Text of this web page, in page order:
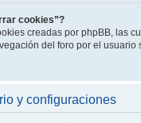
cookies”?
creadas por phpBB, las
del foro por el
y configuraciones